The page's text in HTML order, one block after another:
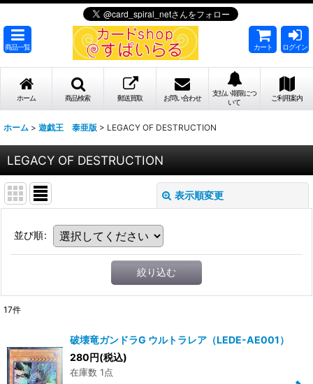
商品一覧 カート ログイン
ホーム 商品検索 郵送買取 お問い合わせ
支払い期限につ
いて
ご利用案内
ホーム > 遊戯王 泰亜版 > LEGACY OF DESTRUCTION
LEGACY OF DESTRUCTION
表示順変更
並び順:
絞り込む
17件
破壊竜ガンドラG ウルトラレア（LEDE-AE001）
280円(税込)
在庫数 1点